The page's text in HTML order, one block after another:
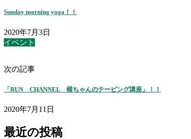
Sunday morning yoga！！
2020年7月3日
イベント
次の記事
「RUN CHANNEL 横ちゃんのテーピング講座」！！
2020年7月11日
最近の投稿